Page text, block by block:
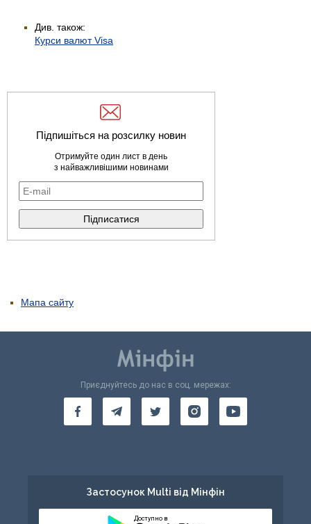
Див. також:
Курси валют Visa
Підпишіться на розсилку новин
Отримуйте один лист в день
з найважливішими новинами
Мапа сайту
Приєднуйтесь до нас в соц. мережах:
Застосунок Multi від Мінфін
Доступно в